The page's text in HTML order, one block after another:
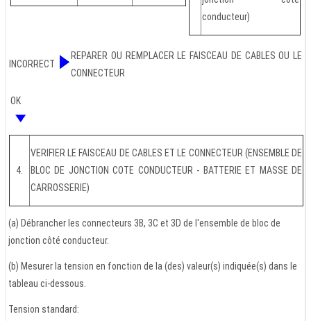
conducteur)
INCORRECT
REPARER OU REMPLACER LE FAISCEAU DE CABLES OU LE
CONNECTEUR
OK
4.
VERIFIER LE FAISCEAU DE CABLES ET LE CONNECTEUR (ENSEMBLE DE
BLOC DE JONCTION COTE CONDUCTEUR - BATTERIE ET MASSE DE
CARROSSERIE)
(a) Débrancher les connecteurs 3B, 3C et 3D de l'ensemble de bloc de
jonction côté conducteur.
(b) Mesurer la tension en fonction de la (des) valeur(s) indiquée(s) dans le
tableau ci-dessous.
Tension standard: